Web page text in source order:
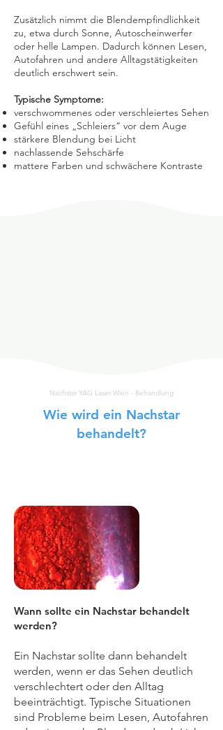
Zusätzlich nimmt die Blendempfindlichkeit
zu, etwa durch Sonne, Autoscheinwerfer
oder helle Lampen. Dadurch können Lesen,
Autofahren und andere Alltagstätigkeiten
deutlich erschwert sein.
Typische Symptome:
verschwommenes oder verschleiertes Sehen
Gefühl eines „Schleiers“ vor dem Auge
stärkere Blendung bei Licht
nachlassende Sehschärfe
mattere Farben und schwächere Kontraste
Nachstar YAG Laser Wien - Behandlung
Wie wird ein Nachstar
behandelt?
Wann sollte ein Nachstar behandelt
werden?
Ein Nachstar sollte dann behandelt
werden, wenn er das Sehen deutlich
verschlechtert oder den Alltag
beeinträchtigt. Typische Situationen
sind Probleme beim Lesen, Autofahren